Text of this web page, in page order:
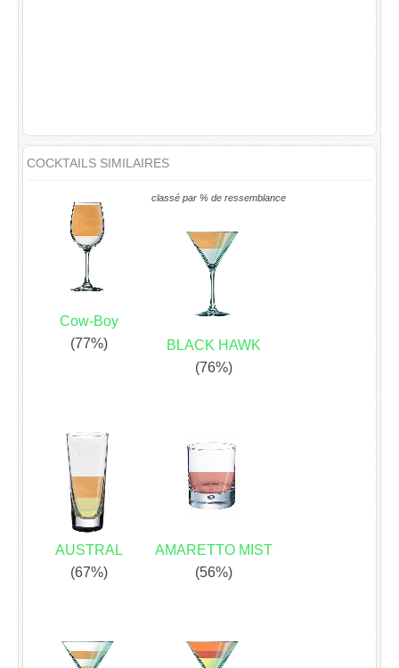
COCKTAILS SIMILAIRES
classé par % de ressemblance
Cow-Boy
(77%)
BLACK HAWK
(76%)
AUSTRAL
(67%)
AMARETTO MIST
(56%)